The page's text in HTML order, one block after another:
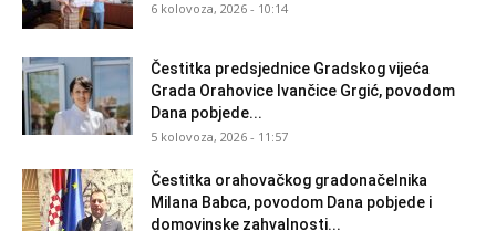
6 kolovoza, 2026 - 10:14
Čestitka predsjednice Gradskog vijeća
Grada Orahovice Ivančice Grgić, povodom
Dana pobjede...
5 kolovoza, 2026 - 11:57
Čestitka orahovačkog gradonačelnika
Milana Babca, povodom Dana pobjede i
domovinske zahvalnosti...